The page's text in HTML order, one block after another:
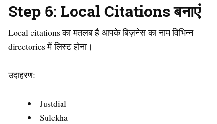
Step 6: Local Citations बनाएं
Local citations का मतलब है आपके बिज़नेस का नाम विभिन्न
directories में लिस्ट होना।
उदाहरण:
Justdial
Sulekha